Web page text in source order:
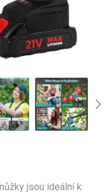
jsou ideální k